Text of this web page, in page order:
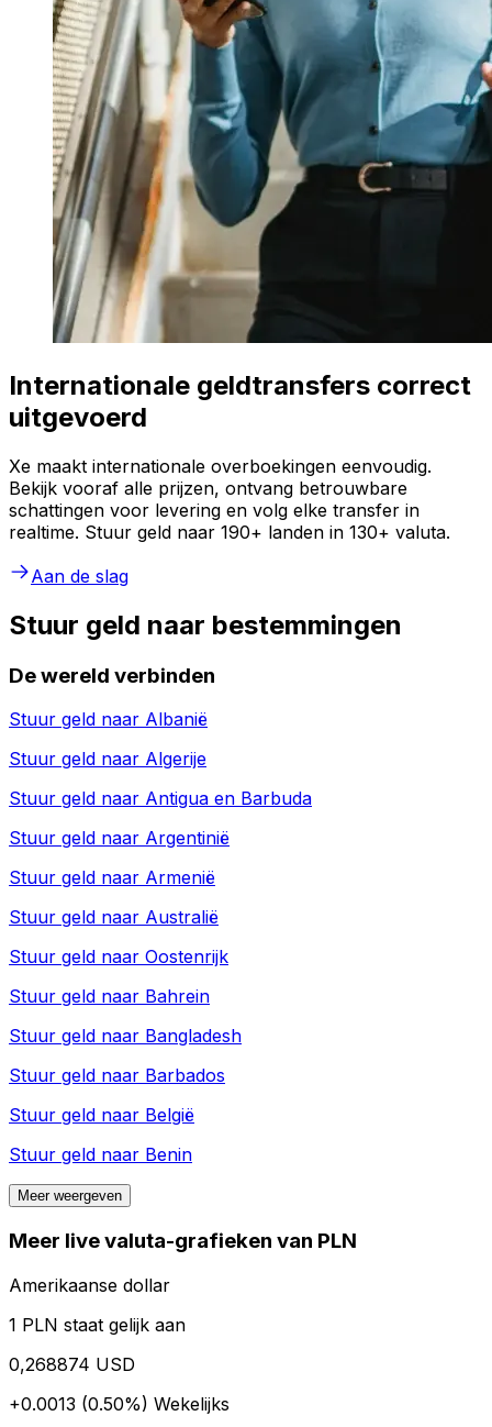
Internationale geldtransfers correct
uitgevoerd
Xe maakt internationale overboekingen eenvoudig.
Bekijk vooraf alle prijzen, ontvang betrouwbare
schattingen voor levering en volg elke transfer in
realtime. Stuur geld naar 190+ landen in 130+ valuta.
Aan de slag
Stuur geld naar bestemmingen
De wereld verbinden
Stuur geld naar Albanië
Stuur geld naar Algerije
Stuur geld naar Antigua en Barbuda
Stuur geld naar Argentinië
Stuur geld naar Armenië
Stuur geld naar Australië
Stuur geld naar Oostenrijk
Stuur geld naar Bahrein
Stuur geld naar Bangladesh
Stuur geld naar Barbados
Stuur geld naar België
Stuur geld naar Benin
Meer weergeven
Meer live valuta-grafieken van PLN
Amerikaanse dollar
1 PLN staat gelijk aan
0,268874 USD
+0.0013 (0.50%) Wekelijks